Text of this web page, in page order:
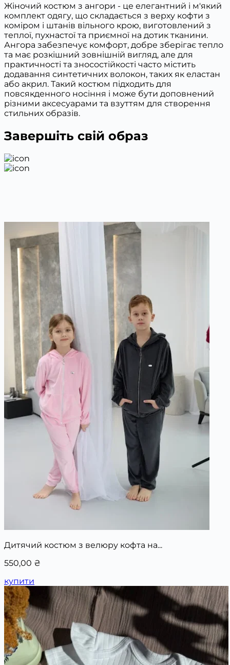
Жіночий костюм з ангори - це елегантний і м'який
комплект одягу, що складається з верху кофти з
коміром і штанів вільного крою, виготовлений з
теплої, пухнастої та приємної на дотик тканини.
Ангора забезпечує комфорт, добре зберігає тепло
та має розкішний зовнішній вигляд, але для
практичності та зносостійкості часто містить
додавання синтетичних волокон, таких як еластан
або акрил. Такий костюм підходить для
повсякденного носіння і може бути доповнений
різними аксесуарами та взуттям для створення
стильних образів.
Завершіть свій образ
Дитячий костюм з велюру кофта на...
550,00 ₴
купити